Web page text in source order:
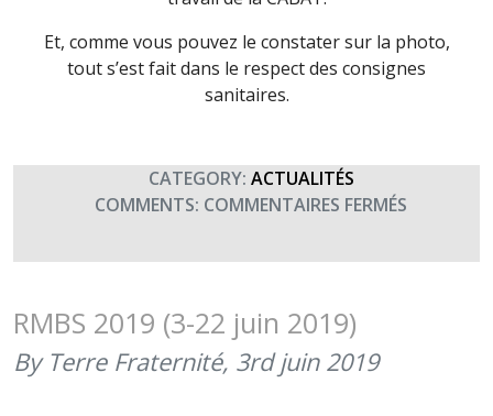
Et, comme vous pouvez le constater sur la photo,
tout s’est fait dans le respect des consignes
sanitaires.
CATEGORY: ACTUALITÉS
COMMENTS: COMMENTAIRES FERMÉS
DU
RMBS 2019 (3-22 juin 2019)
By Terre Fraternité, 3rd juin 2019